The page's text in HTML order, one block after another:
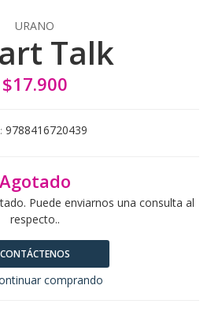
URANO
Talk
$17.900
9788416720439
Agotado
Puede enviarnos una consulta al
respecto..
CONTÁCTENOS
comprando